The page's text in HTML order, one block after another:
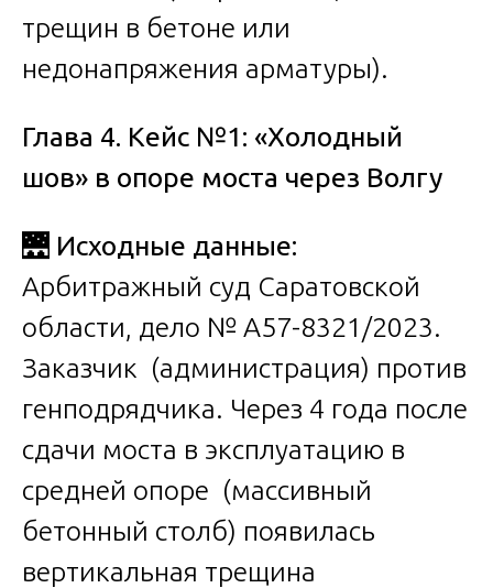
трещин в бетоне или
недонапряжения арматуры).
Глава 4. Кейс №1: «Холодный
шов» в опоре моста через Волгу
🌉 Исходные данные:
Арбитражный суд Саратовской
области, дело № А57-8321/2023.
Заказчик (администрация) против
генподрядчика. Через 4 года после
сдачи моста в эксплуатацию в
средней опоре (массивный
бетонный столб) появилась
вертикальная трещина